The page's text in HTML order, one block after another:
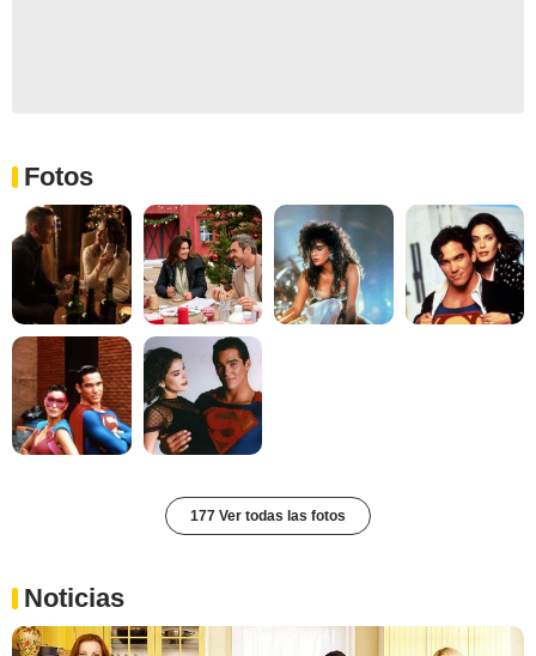
Fotos
177 Ver todas las fotos
Noticias